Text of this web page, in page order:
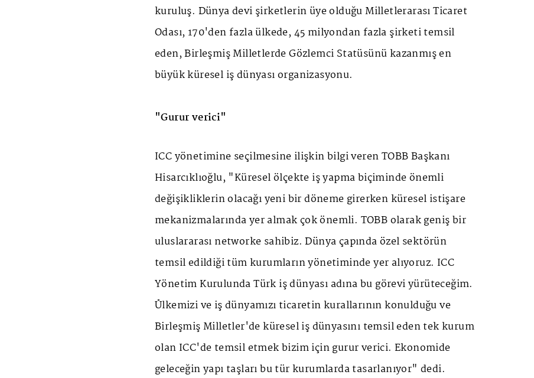
kuruluş. Dünya devi şirketlerin üye olduğu Milletlerarası Ticaret
Odası, 170'den fazla ülkede, 45 milyondan fazla şirketi temsil
eden, Birleşmiş Milletlerde Gözlemci Statüsünü kazanmış en
büyük küresel iş dünyası organizasyonu.
"Gurur verici"
ICC yönetimine seçilmesine ilişkin bilgi veren TOBB Başkanı
Hisarcıklıoğlu, "Küresel ölçekte iş yapma biçiminde önemli
değişikliklerin olacağı yeni bir döneme girerken küresel istişare
mekanizmalarında yer almak çok önemli. TOBB olarak geniş bir
uluslararası networke sahibiz. Dünya çapında özel sektörün
temsil edildiği tüm kurumların yönetiminde yer alıyoruz. ICC
Yönetim Kurulunda Türk iş dünyası adına bu görevi yürüteceğim.
Ülkemizi ve iş dünyamızı ticaretin kurallarının konulduğu ve
Birleşmiş Milletler'de küresel iş dünyasını temsil eden tek kurum
olan ICC'de temsil etmek bizim için gurur verici. Ekonomide
geleceğin yapı taşları bu tür kurumlarda tasarlanıyor" dedi.